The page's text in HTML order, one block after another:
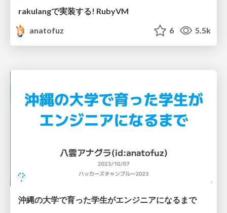
rakulangで実装する! RubyVM
anatofuz
6 5.5k
沖縄の大学で育った学生がエンジニアになるまで